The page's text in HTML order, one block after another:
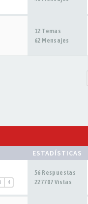
12 Temas
62 Mensajes
ESTADÍSTICAS
4
56 Respuestas
227707 Vistas